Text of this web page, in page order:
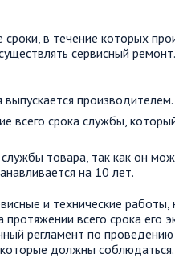
в течение которых
сервисный
производителем.
всего срока службы,
товара, так как он
на 10 лет.
и технические
всего срока его
регламент по
должны соблюдаться.